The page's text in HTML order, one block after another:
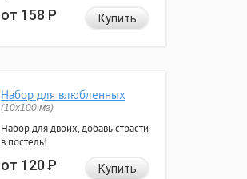
от 158Р Купить
Набор для влюбленных
(10х100 мг)
Набор для двоих, добавь страсти
в постель!
от 120Р Купить